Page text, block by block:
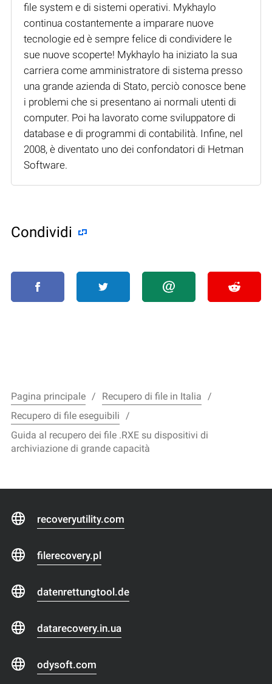
file system e di sistemi operativi. Mykhaylo
continua costantemente a imparare nuove
tecnologie ed è sempre felice di condividere le
sue nuove scoperte! Mykhaylo ha iniziato la sua
carriera come amministratore di sistema presso
una grande azienda di Stato, perciò conosce bene
i problemi che si presentano ai normali utenti di
computer. Poi ha lavorato come sviluppatore di
database e di programmi di contabilità. Infine, nel
2008, è diventato uno dei confondatori di Hetman
Software.
Condividi
Pagina principale
Recupero di file in Italia
Recupero di file eseguibili
Guida al recupero dei file .RXE su dispositivi di
archiviazione di grande capacità
recoveryutility.com
filerecovery.pl
datenrettungtool.de
datarecovery.in.ua
odysoft.com